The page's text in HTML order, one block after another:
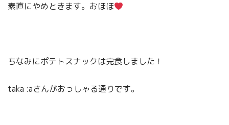
素直にやめときます。おほほ
ちなみにポテトスナックは完食しました！
taka :aさんがおっしゃる通りです。